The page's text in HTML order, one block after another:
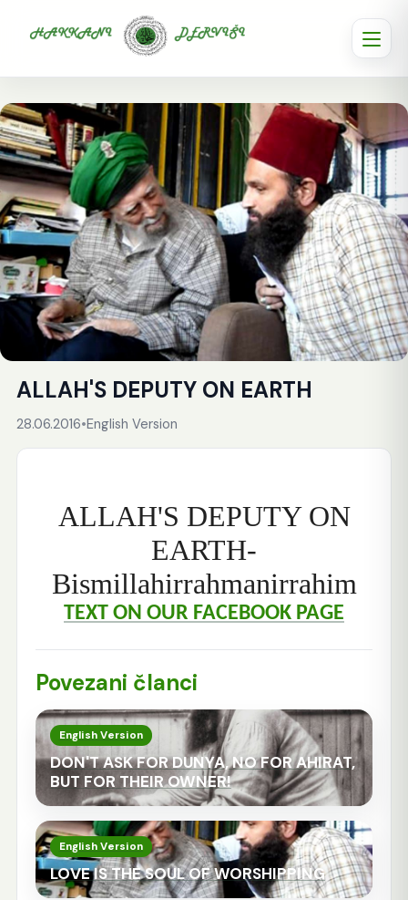
ALLAH'S DEPUTY ON EARTH
28.06.2016•English Version
ALLAH'S DEPUTY ON
EARTH-
Bismillahirrahmanirrahim
TEXT ON OUR FACEBOOK PAGE
Povezani članci
English Version
DON'T ASK FOR DUNYA, NO FOR AHIRAT,
BUT FOR THEIR OWNER!
English Version
LOVE IS THE SOUL OF WORSHIPPING